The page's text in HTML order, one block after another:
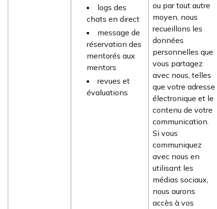
logs des
chats en direct
message de
réservation des
mentorés aux
mentors
revues et
évaluations
ou par tout autre
moyen, nous
recueillons les
données
personnelles que
vous partagez
avec nous, telles
que votre adresse
électronique et le
contenu de votre
communication.
Si vous
communiquez
avec nous en
utilisant les
médias sociaux,
nous aurons
accès à vos